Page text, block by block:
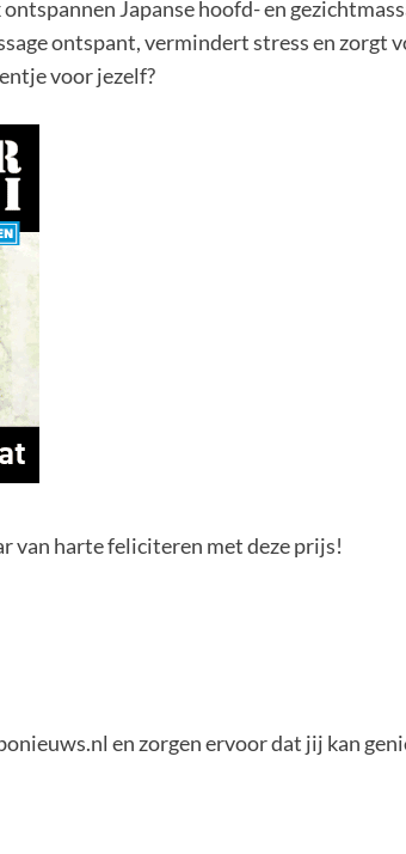
Japanse hoofd- en
ontspant, vermindert stress en zorgt
voor jezelf?
van harte feliciteren met deze prijs!
en zorgen ervoor dat jij kan